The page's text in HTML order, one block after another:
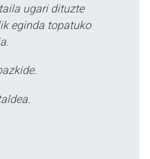
ugari dituzte
eginda topatuko